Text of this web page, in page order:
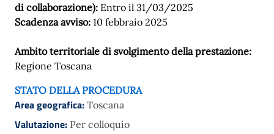
di collaborazione): Entro il 31/03/2025
Scadenza avviso: 10 febbraio 2025
Ambito territoriale di svolgimento della prestazione:
Regione Toscana
STATO DELLA PROCEDURA
Area geografica: Toscana
Valutazione: Per colloquio